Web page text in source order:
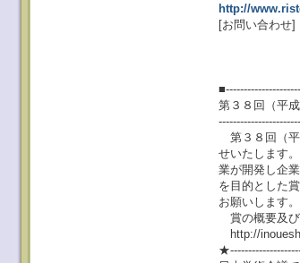
http://
[お問い合わせ]
第2回領
電話番号
E-
第３８回（平
第３８回（平
せいたします
業が開発し企
を目的とした
お願いします。
賞の概要及び
http://